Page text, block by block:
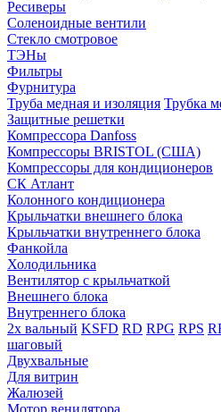
Ресиверы
Соленоидные вентили
Стекло смотровое
ТЭНы
Фильтры
Фурнитура
Труба медная и изоляция Трубка
Защитные решетки
Компрессора Danfoss
Компрессоры BRISTOL (США)
Компрессоры для кондиционеров
СК Атлант
Колонного кондиционера
Крыльчатки внешнего блока
Крыльчатки внутреннего блока
Фанкойла
Холодильника
Вентилятор с крыльчаткой
Внешнего блока
Внутреннего блока
2х вальный KSFD RD RPG RPS
шаговый
Двухвальные
Для витрин
Жалюзей
Мотор венилятора